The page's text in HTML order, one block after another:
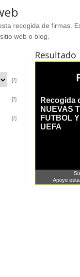
recogida de firmas.
web o blog.
Resultado
[?]
[?]
[?]